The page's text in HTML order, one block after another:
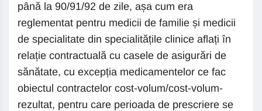
până la 90/91/92 de zile, așa cum era
reglementat pentru medicii de familie și medicii
de specialitate din specialitățile clinice aflați în
relație contractuală cu casele de asigurări de
sănătate, cu excepția medicamentelor ce fac
obiectul contractelor cost-volum/cost-volum-
rezultat, pentru care perioada de prescriere se